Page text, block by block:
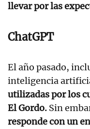
llevar por las
ChatGPT
El año pasado,
inteligencia
utilizadas por los
El Gordo. Sin
responde con un